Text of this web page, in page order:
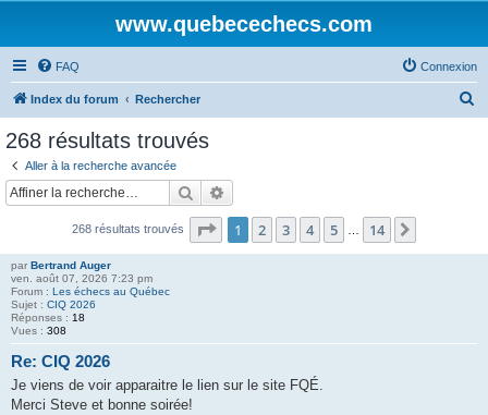
www.quebecechecs.com
FAQ Connexion
Index du forum Rechercher
c
268 résultats trouvés
Aller à la recherche avancée
Rechercher
268 résultats trouvés Page 1sur14
1 2 3 4 5 14
par Bertrand Auger
ven. août 07, 2026 7:23 pm
Forum : Les échecs au Québec
Sujet : CIQ 2026
Réponses : 18
Vues : 308
Re: CIQ 2026
Je viens de voir apparaitre le lien sur le site FQÉ.
Merci Steve et bonne soirée!